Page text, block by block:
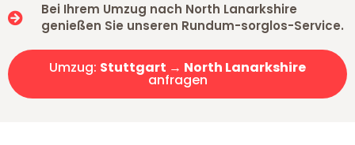
Bei Ihrem Umzug nach North Lanarkshire
genießen Sie unseren Rundum-sorglos-Service.
Umzug: Stuttgart → North Lanarkshire
anfragen